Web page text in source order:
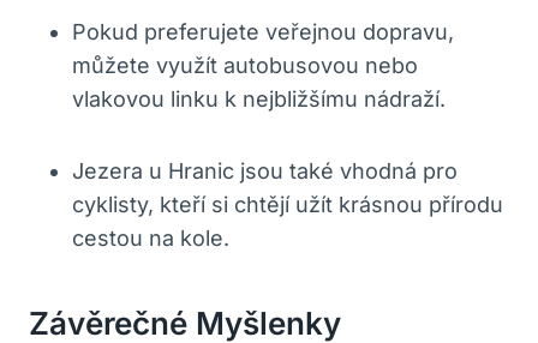
Pokud preferujete veřejnou dopravu,
můžete využít autobusovou nebo
vlakovou linku k nejbližšímu nádraží.
Jezera u Hranic jsou také vhodná pro
cyklisty, kteří si chtějí užít krásnou přírodu
cestou na kole.
Závěrečné Myšlenky